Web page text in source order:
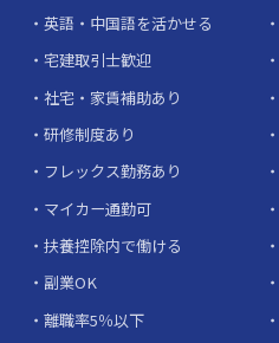
英語・中国語を活かせる
宅建取引士歓迎
社宅・家賃補助あり
研修制度あり
フレックス勤務あり
マイカー通勤可
扶養控除内で働ける
副業OK
離職率5％以下